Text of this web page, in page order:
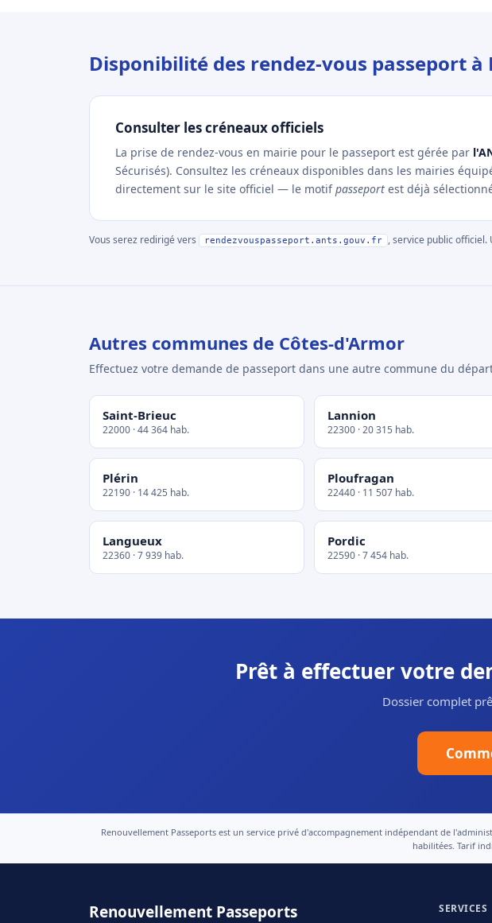
Disponibilité des rendez-vous passeport
Consulter les créneaux officiels
La prise de rendez-vous en mairie pour le passeport est gérée par
Sécurisés). Consultez les créneaux disponibles dans les mairies
directement sur le site officiel — le motifpasseport est déjà
Vous serez redirigé vers rendezvouspasseport.ants.gouv.fr , service public
Autres communes de Côtes-d'Armor
Effectuez votre demande de passeport dans une autre commune du
Saint-Brieuc
22000 · 44 364 hab.
Lannion
22300 · 20 315 hab.
Plérin
22190 · 14 425 hab.
Ploufragan
22440 · 11 507 hab.
Langueux
22360 · 7 939 hab.
Pordic
22590 · 7 454 hab.
Prêt à effectuer votre
Dossier complet
Renouvellement Passeports est un service privé d'accompagnement indépendant de
habilitées. Tarif
Renouvellement Passeports SERVICES